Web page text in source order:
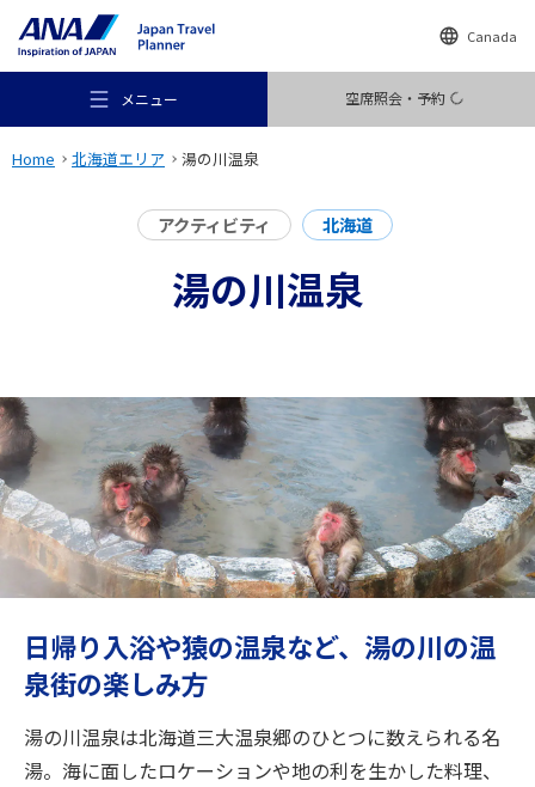
Canada
メニュー 空席照会・予約
行き先
旅のお役立ち情報
閉じる
Home 北海道エリア 湯の川温泉
アクティビティ 北海道
湯の川温泉
日帰り入浴や猿の温泉など、湯の川の温
泉街の楽しみ方
湯の川温泉は北海道三大温泉郷のひとつに数えられる名
湯。海に面したロケーションや地の利を生かした料理、